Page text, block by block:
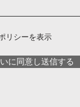
リシーを表示
に同意し送信する